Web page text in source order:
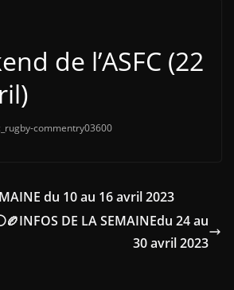
de l’ASFC (22
commentry03600
du 10 au 16 avril 2023
DE LA SEMAINEdu 24 au
30 avril 2023